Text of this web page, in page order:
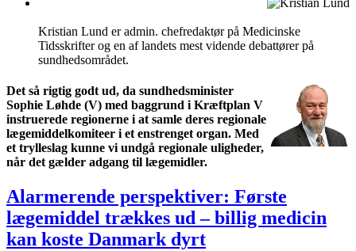
Kristian Lund er admin. chefredaktør på Medicinske
Tidsskrifter og en af landets mest vidende debattører på
sundhedsområdet.
Det så rigtig godt ud, da sundhedsminister
Sophie Løhde (V) med baggrund i Kræftplan V
instruerede regionerne i at samle deres regionale
lægemiddelkomiteer i et enstrenget organ. Med
et trylleslag kunne vi undgå regionale uligheder,
når det gælder adgang til lægemidler.
Alarmerende perspektiver: Første
lægemiddel trækkes ud – billig medicin
kan koste Danmark dyrt